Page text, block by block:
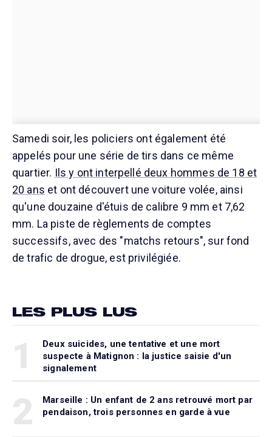
Samedi soir, les policiers ont également été
appelés pour une série de tirs dans ce même
quartier. Ils y ont interpellé deux hommes de 18 et
20 ans et ont découvert une voiture volée, ainsi
qu'une douzaine d'étuis de calibre 9 mm et 7,62
mm. La piste de règlements de comptes
successifs, avec des "matchs retours", sur fond
de trafic de drogue, est privilégiée.
LES PLUS LUS
Deux suicides, une tentative et une mort
suspecte à Matignon : la justice saisie d'un
signalement
Marseille : Un enfant de 2 ans retrouvé mort par
pendaison, trois personnes en garde à vue